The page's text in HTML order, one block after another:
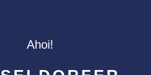
Ahoi!